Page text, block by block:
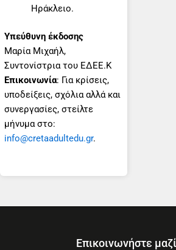
Ηράκλειο.
Υπεύθυνη έκδοσης
Μαρία Μιχαήλ,
Συντονίστρια του ΕΔΕΕ.Κ
Επικοινωνία: Για κρίσεις,
υποδείξεις, σχόλια αλλά και
συνεργασίες, στείλτε
μήνυμα στο:
info@cretaadultedu.gr.
Επικοινωνήστε